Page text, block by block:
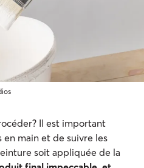
Il est important
en main et de suivre les
soit appliquée de la